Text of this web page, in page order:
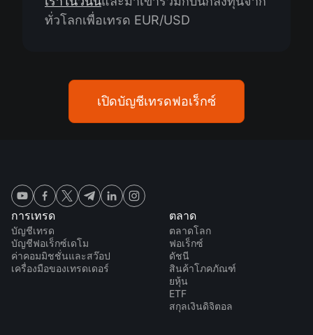
ทั่วโลกเพื่อเทรด EUR/USD
เปิดบัญชีเทรดฟอเร็กซ์
การเทรด
บัญชีเทรด
บัญชีฟอเร็กซ์เดโม
ค่าคอมมิชชั่นและสว๊อป
เครื่องมือของเทรดเดอร์
ตลาด
ตลาดโลก
ฟอเร็กซ์
ดัชนี
สินค้าโภคภัณฑ์
ยหุ้น
ETF
สกุลเงินดิจิตอล